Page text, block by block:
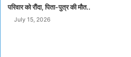
परिवार को रौंदा, पिता-पुत्र की मौत..
July 15, 2026